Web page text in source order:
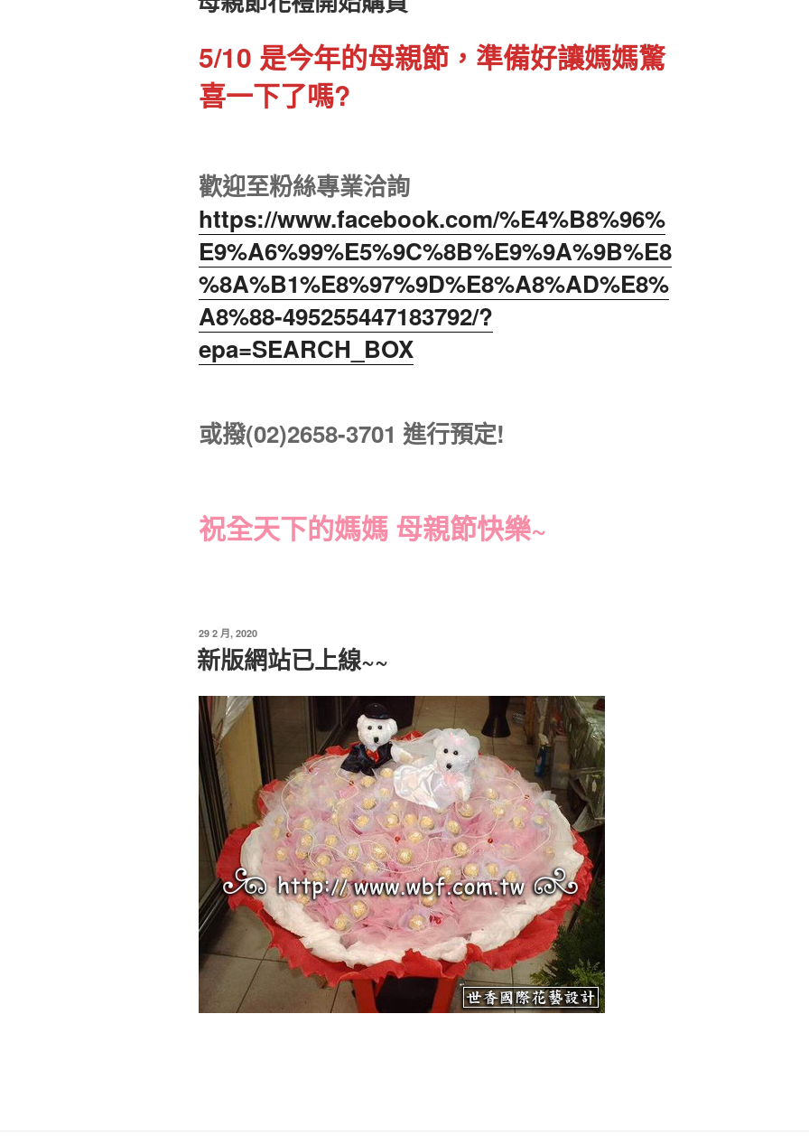
於
5/10 是今年的母親節，準備好讓媽媽驚
喜一下了嗎?
歡迎至粉絲專業洽詢
https://www.facebook.com/%E4%B8%96%
E9%A6%99%E5%9C%8B%E9%9A%9B%E8
%8A%B1%E8%97%9D%E8%A8%AD%E8%
A8%88-495255447183792/?
epa=SEARCH_BOX
或撥(02)2658-3701 進行預定!
祝全天下的媽媽 母親節快樂~
發
佈
於
29 2 月, 2020
新版網站已上線~~